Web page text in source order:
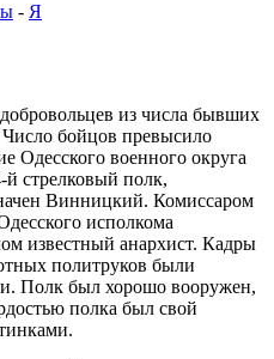
- Я
из числа бывших
Число бойцов превысило
Одесского военного округа
й стрелковый полк,
Винницкий. Комиссаром
исполкома
известный анархист. Кадры
политруков были
Полк был хорошо вооружен,
полка был свой